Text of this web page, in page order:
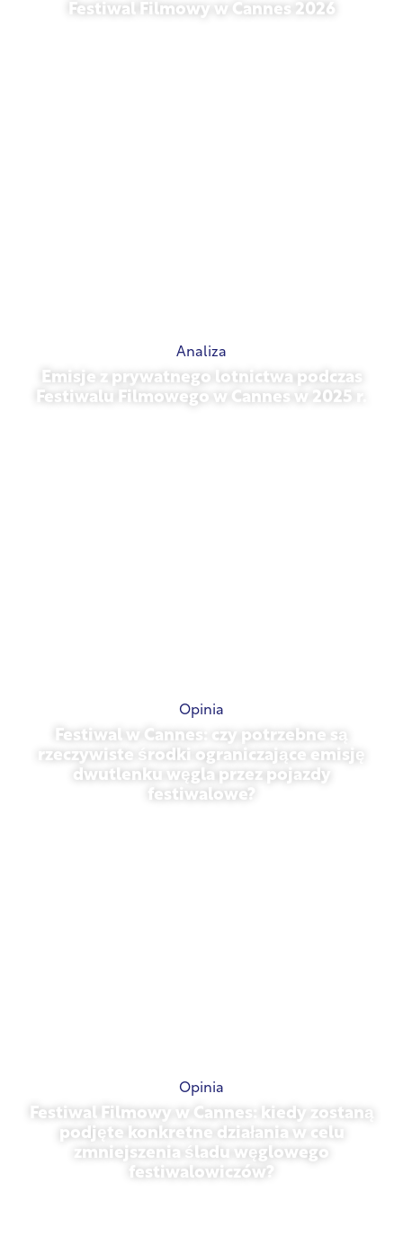
Festiwal Filmowy w Cannes 2026
Analiza
Emisje z prywatnego lotnictwa podczas
Festiwalu Filmowego w Cannes w 2025 r.
Opinia
Festiwal w Cannes: czy potrzebne są
rzeczywiste środki ograniczające emisję
dwutlenku węgla przez pojazdy
festiwalowe?
Opinia
Festiwal Filmowy w Cannes: kiedy zostaną
podjęte konkretne działania w celu
zmniejszenia śladu węglowego
festiwalowiczów?